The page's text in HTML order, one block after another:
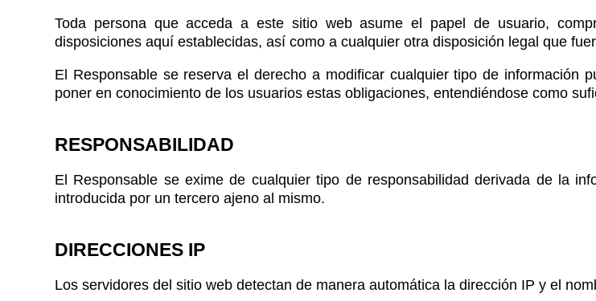
Toda persona que acceda a este sitio web asume el papel de usuario,
disposiciones aquí establecidas, así como a cualquier otra disposición legal que
El Responsable se reserva el derecho a modificar cualquier tipo de información
poner en conocimiento de los usuarios estas obligaciones, entendiéndose como
RESPONSABILIDAD
El Responsable se exime de cualquier tipo de responsabilidad derivada de la
introducida por un tercero ajeno al mismo.
DIRECCIONES IP
Los servidores del sitio web detectan de manera automática la dirección IP y el